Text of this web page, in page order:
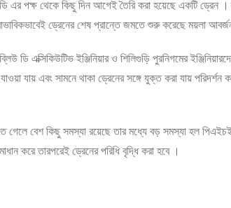
এর পক্ষ থেকে কিছু দিন আগেই তৈরি করা হয়েছে একটি ড্রেন ।
ড্রেনের শেষ প্রান্তে জমতে শুরু করেছে ময়লা
ডি এক্সিকিউটিভ ইঞ্জিনিয়ার ও শিলিগুড়ি পুরনিগমের
যায় এবং সামনে থাকা ড্রেনের সঙ্গে যুক্ত করা যায় পরিদর্শন
গেলে বেশ কিছু সমস্যা রয়েছে তার মধ্যে বড় সমস্যা হল
করে তারপরেই ড্রেনের পরিধি বৃদ্ধি করা হবে ।